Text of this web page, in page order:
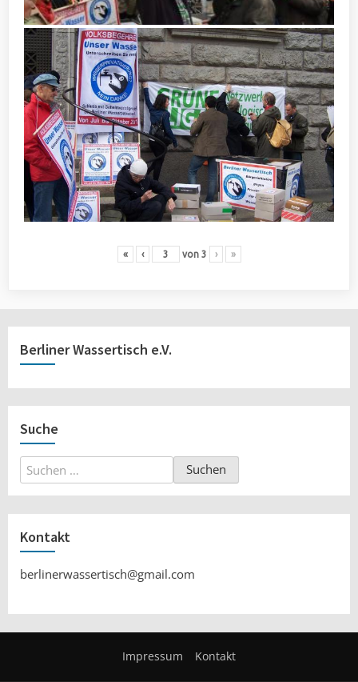
« ‹ von 3 › »
Berliner Wassertisch e.V.
Suche
Suchen
nach:
Kontakt
berlinerwassertisch@gmail.com
Impressum Kontakt